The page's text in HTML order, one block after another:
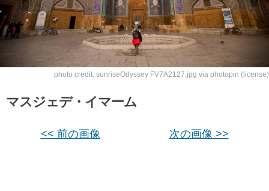
photo credit: sunriseOdyssey FV7A2127.jpg via photopin (license)
マスジェデ・イマーム
<< 前の画像 次の画像 >>